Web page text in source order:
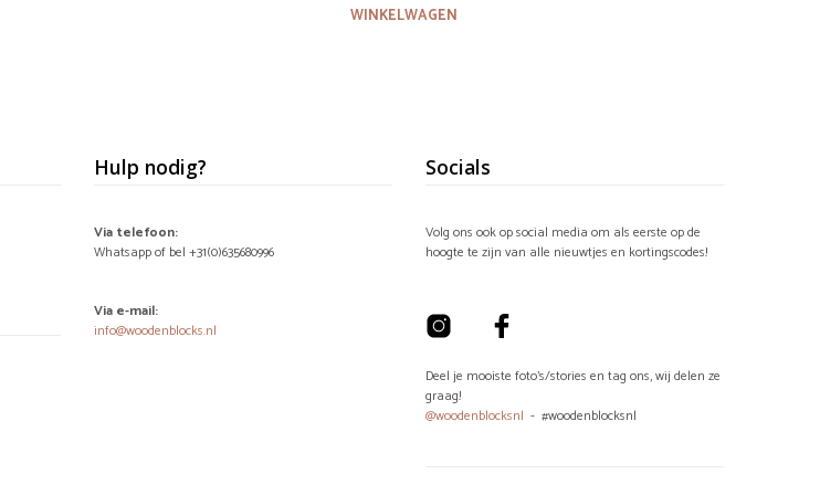
was: is:
WINKELWAGEN
Hulp nodig?
Via telefoon:
Whatsapp of bel +31(0)635680996
Via e-mail:
info@woodenblocks.nl
Socials
Volg ons ook op social media om als eerste op de
hoogte te zijn van alle nieuwtjes en kortingscodes!
Deel je mooiste foto's/stories en tag ons, wij delen ze
graag!
@woodenblocksnl - #woodenblocksnl